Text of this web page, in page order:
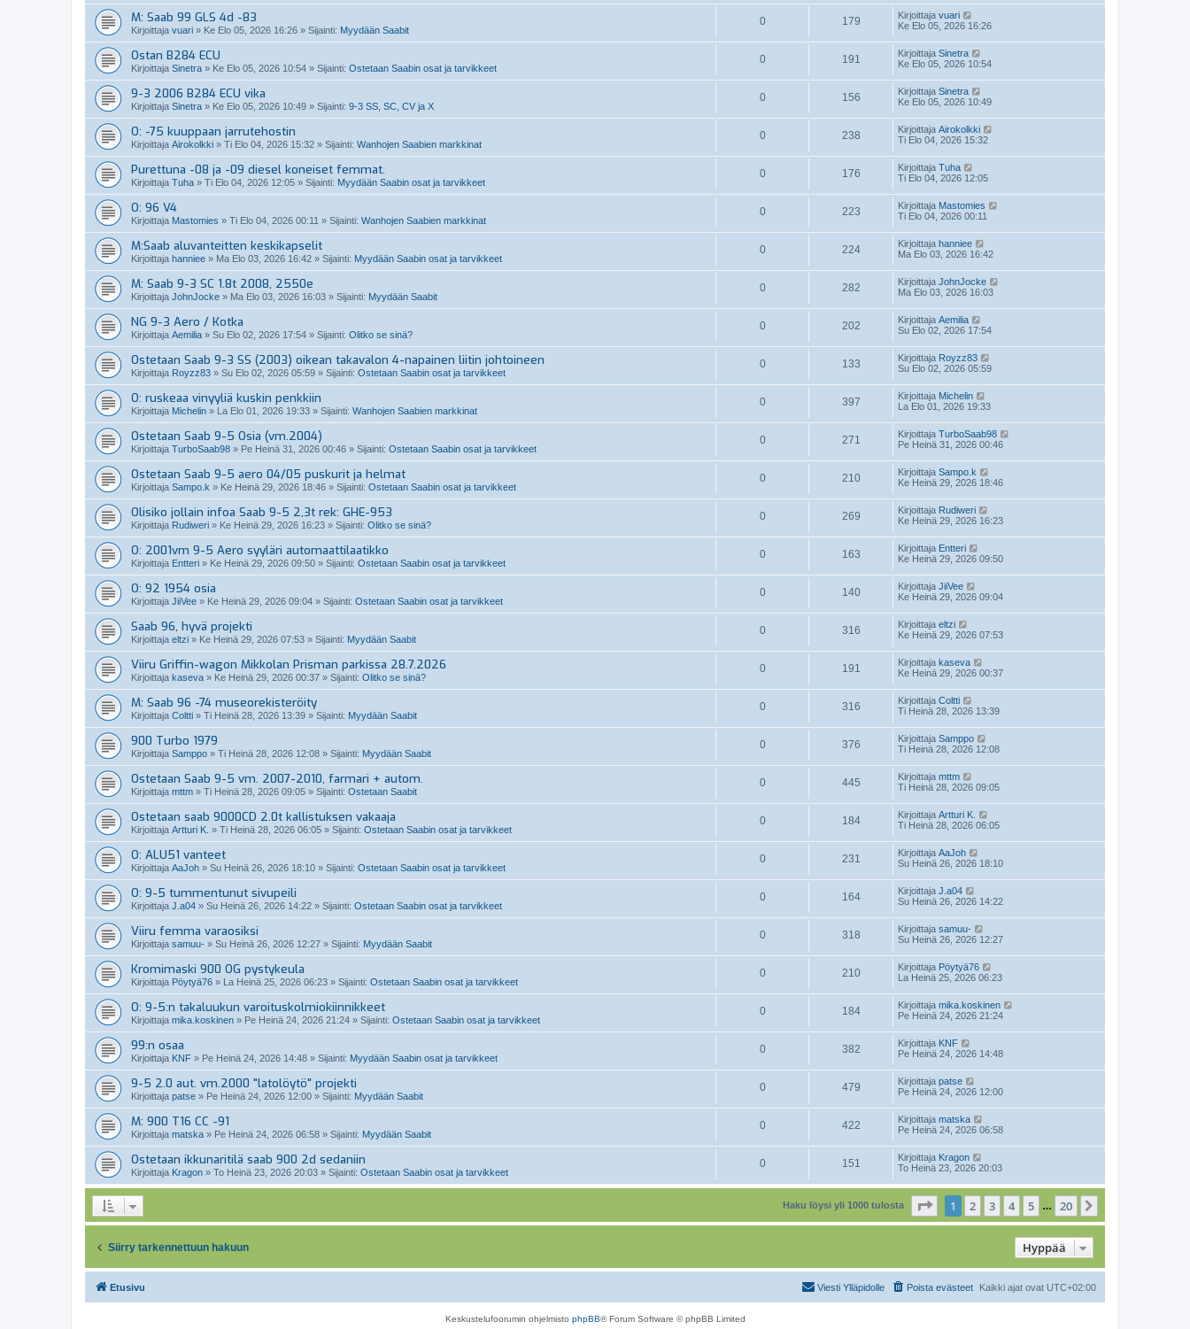
M: Saab 99 GLS 4d -83
Kirjoittaja vuari » Ke Elo 05, 2026 16:26 » Sijainti: Myydään Saabit
0 179 Kirjoittaja vuari
Ke Elo 05, 2026 16:26
Ostan B284 ECU
Kirjoittaja Sinetra » Ke Elo 05, 2026 10:54 » Sijainti: Ostetaan Saabin osat ja tarvikkeet
0 191 Kirjoittaja Sinetra
Ke Elo 05, 2026 10:54
9-3 2006 B284 ECU vika
Kirjoittaja Sinetra » Ke Elo 05, 2026 10:49 » Sijainti: 9-3 SS, SC, CV ja X
0 156 Kirjoittaja Sinetra
Ke Elo 05, 2026 10:49
O: -75 kuuppaan jarrutehostin
Kirjoittaja Airokolkki » Ti Elo 04, 2026 15:32 » Sijainti: Wanhojen Saabien markkinat
0 238 Kirjoittaja Airokolkki
Ti Elo 04, 2026 15:32
Purettuna -08 ja -09 diesel koneiset femmat.
Kirjoittaja Tuha » Ti Elo 04, 2026 12:05 » Sijainti: Myydään Saabin osat ja tarvikkeet
0 176 Kirjoittaja Tuha
Ti Elo 04, 2026 12:05
O: 96 V4
Kirjoittaja Mastomies » Ti Elo 04, 2026 00:11 » Sijainti: Wanhojen Saabien markkinat
0 223 Kirjoittaja Mastomies
Ti Elo 04, 2026 00:11
M:Saab aluvanteitten keskikapselit
Kirjoittaja hanniee » Ma Elo 03, 2026 16:42 » Sijainti: Myydään Saabin osat ja tarvikkeet
0 224 Kirjoittaja hanniee
Ma Elo 03, 2026 16:42
M: Saab 9-3 SC 1.8t 2008, 2550e
Kirjoittaja JohnJocke » Ma Elo 03, 2026 16:03 » Sijainti: Myydään Saabit
0 282 Kirjoittaja JohnJocke
Ma Elo 03, 2026 16:03
NG 9-3 Aero / Kotka
Kirjoittaja Aemilia » Su Elo 02, 2026 17:54 » Sijainti: Olitko se sinä?
0 202 Kirjoittaja Aemilia
Su Elo 02, 2026 17:54
Ostetaan Saab 9-3 SS (2003) oikean takavalon 4-napainen liitin johtoineen
Kirjoittaja Royzz83 » Su Elo 02, 2026 05:59 » Sijainti: Ostetaan Saabin osat ja tarvikkeet
0 133 Kirjoittaja Royzz83
Su Elo 02, 2026 05:59
O: ruskeaa vinyyliä kuskin penkkiin
Kirjoittaja Michelin » La Elo 01, 2026 19:33 » Sijainti: Wanhojen Saabien markkinat
0 397 Kirjoittaja Michelin
La Elo 01, 2026 19:33
Ostetaan Saab 9-5 Osia (vm.2004)
Kirjoittaja TurboSaab98 » Pe Heinä 31, 2026 00:46 » Sijainti: Ostetaan Saabin osat ja tarvikkeet
0 271 Kirjoittaja TurboSaab98
Pe Heinä 31, 2026 00:46
Ostetaan Saab 9-5 aero 04/05 puskurit ja helmat
Kirjoittaja Sampo.k » Ke Heinä 29, 2026 18:46 » Sijainti: Ostetaan Saabin osat ja tarvikkeet
0 210 Kirjoittaja Sampo.k
Ke Heinä 29, 2026 18:46
Olisiko jollain infoa Saab 9-5 2,3t rek: GHE-953
Kirjoittaja Rudiweri » Ke Heinä 29, 2026 16:23 » Sijainti: Olitko se sinä?
0 269 Kirjoittaja Rudiweri
Ke Heinä 29, 2026 16:23
O: 2001vm 9-5 Aero syyläri automaattilaatikko
Kirjoittaja Entteri » Ke Heinä 29, 2026 09:50 » Sijainti: Ostetaan Saabin osat ja tarvikkeet
0 163 Kirjoittaja Entteri
Ke Heinä 29, 2026 09:50
O: 92 1954 osia
Kirjoittaja JiiVee » Ke Heinä 29, 2026 09:04 » Sijainti: Ostetaan Saabin osat ja tarvikkeet
0 140 Kirjoittaja JiiVee
Ke Heinä 29, 2026 09:04
Saab 96, hyvä projekti
Kirjoittaja eltzi » Ke Heinä 29, 2026 07:53 » Sijainti: Myydään Saabit
0 316 Kirjoittaja eltzi
Ke Heinä 29, 2026 07:53
Viiru Griffin-wagon Mikkolan Prisman parkissa 28.7.2026
Kirjoittaja kaseva » Ke Heinä 29, 2026 00:37 » Sijainti: Olitko se sinä?
0 191 Kirjoittaja kaseva
Ke Heinä 29, 2026 00:37
M: Saab 96 -74 museorekisteröity
Kirjoittaja Coltti » Ti Heinä 28, 2026 13:39 » Sijainti: Myydään Saabit
0 316 Kirjoittaja Coltti
Ti Heinä 28, 2026 13:39
900 Turbo 1979
Kirjoittaja Samppo » Ti Heinä 28, 2026 12:08 » Sijainti: Myydään Saabit
0 376 Kirjoittaja Samppo
Ti Heinä 28, 2026 12:08
Ostetaan Saab 9-5 vm. 2007-2010, farmari + autom.
Kirjoittaja mttm » Ti Heinä 28, 2026 09:05 » Sijainti: Ostetaan Saabit
0 445 Kirjoittaja mttm
Ti Heinä 28, 2026 09:05
Ostetaan saab 9000CD 2.0t kallistuksen vakaaja
Kirjoittaja Artturi K. » Ti Heinä 28, 2026 06:05 » Sijainti: Ostetaan Saabin osat ja tarvikkeet
0 184 Kirjoittaja Artturi K.
Ti Heinä 28, 2026 06:05
O: ALU51 vanteet
Kirjoittaja AaJoh » Su Heinä 26, 2026 18:10 » Sijainti: Ostetaan Saabin osat ja tarvikkeet
0 231 Kirjoittaja AaJoh
Su Heinä 26, 2026 18:10
O: 9-5 tummentunut sivupeili
Kirjoittaja J.a04 » Su Heinä 26, 2026 14:22 » Sijainti: Ostetaan Saabin osat ja tarvikkeet
0 164 Kirjoittaja J.a04
Su Heinä 26, 2026 14:22
Viiru femma varaosiksi
Kirjoittaja samuu- » Su Heinä 26, 2026 12:27 » Sijainti: Myydään Saabit
0 318 Kirjoittaja samuu-
Su Heinä 26, 2026 12:27
Kromimaski 900 OG pystykeula
Kirjoittaja Pöytyä76 » La Heinä 25, 2026 06:23 » Sijainti: Ostetaan Saabin osat ja tarvikkeet
0 210 Kirjoittaja Pöytyä76
La Heinä 25, 2026 06:23
O: 9-5:n takaluukun varoituskolmiokiinnikkeet
Kirjoittaja mika.koskinen » Pe Heinä 24, 2026 21:24 » Sijainti: Ostetaan Saabin osat ja tarvikkeet
0 184 Kirjoittaja mika.koskinen
Pe Heinä 24, 2026 21:24
99:n osaa
Kirjoittaja KNF » Pe Heinä 24, 2026 14:48 » Sijainti: Myydään Saabin osat ja tarvikkeet
0 382 Kirjoittaja KNF
Pe Heinä 24, 2026 14:48
9-5 2.0 aut. vm.2000 "latolöytö" projekti
Kirjoittaja patse » Pe Heinä 24, 2026 12:00 » Sijainti: Myydään Saabit
0 479 Kirjoittaja patse
Pe Heinä 24, 2026 12:00
M: 900 T16 CC -91
Kirjoittaja matska » Pe Heinä 24, 2026 06:58 » Sijainti: Myydään Saabit
0 422 Kirjoittaja matska
Pe Heinä 24, 2026 06:58
Ostetaan ikkunaritilä saab 900 2d sedaniin
Kirjoittaja Kragon » To Heinä 23, 2026 20:03 » Sijainti: Ostetaan Saabin osat ja tarvikkeet
0 151 Kirjoittaja Kragon
To Heinä 23, 2026 20:03
Haku löysi yli 1000 tulosta Sivu 20
1 2 3 4 5 … 20
Siirry tarkennettuun hakuun Hyppää
Etusivu Kaikki ajat ovat UTC+02:00
Poista evästeet
Viesti Ylläpidolle
Keskustelufoorumin ohjelmisto phpBB® Forum Software © phpBB Limited